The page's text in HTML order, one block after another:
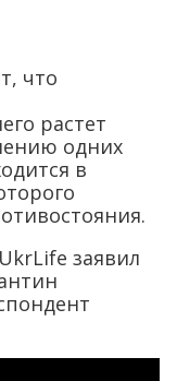
что
растет
одних
в
заявил